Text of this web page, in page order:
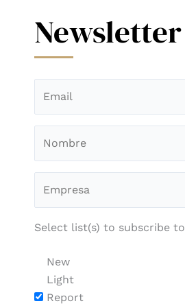
Newsletter
Select list(s) to subscribe to
New
Light
Report